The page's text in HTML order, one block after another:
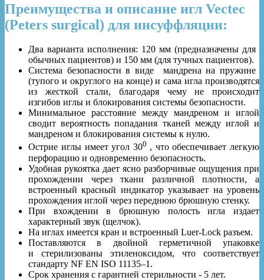
Преимущества и описание игл Vectec
(Peters surgical) для инсуффляции:
Два варианта исполнения: 120 мм (предназначены для
обычных пациентов) и 150 мм (для тучных пациентов).
Система безопасности в виде мандрена на пружине
(тупого и округлого на конце) и сама игла производятся
из жесткой стали, благодаря чему не происходит
изгибов иглы и блокирования системы безопасности.
Минимальное расстояние между мандреном и иглой
сводит вероятность попадания тканей между иглой и
мандреном и блокирования системы к нулю.
Острие иглы имеет угол 300 , что обеспечивает легкую
перфорацию и одновременно безопасность.
Удобная рукоятка дает ясно разборчивые ощущения при
прохождении через ткани различной плотности, а
встроенный красный индикатор указывает на уровень
прохождения иглой через переднюю брюшную стенку.
При вхождении в брюшную полость игла издает
характерный звук (щелчок).
На иглах имеется кран и встроенный Luer-Lock разъем.
Поставляются в двойной герметичной упаковке
и стерилизованы этиленоксидом, что соответствует
стандарту NF EN ISO 11135–1.
Срок хранения с гарантией стерильности - 5 лет.